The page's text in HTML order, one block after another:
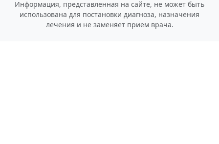
Информация, представленная на сайте, не может быть
использована для постановки диагноза, назначения
лечения и не заменяет прием врача.